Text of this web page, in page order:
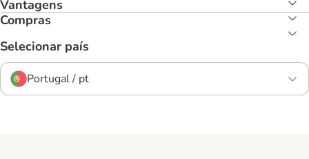
Vantagens
Compras
Selecionar país
Portugal / pt